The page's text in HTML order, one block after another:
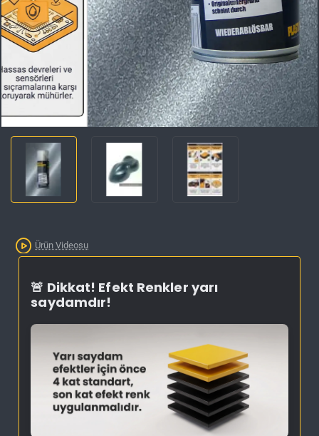
Ürün Videosu
🚨 Dikkat! Efekt Renkler yarı
saydamdır!